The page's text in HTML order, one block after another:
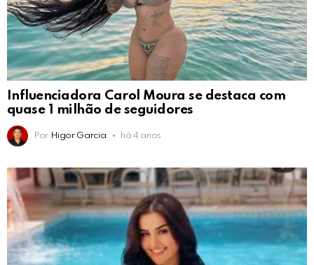
Influenciadora Carol Moura se destaca com
quase 1 milhão de seguidores
Por Higor Garcia há 4 anos